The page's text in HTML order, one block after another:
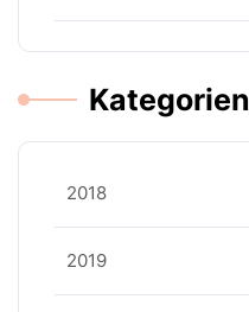
Kategorien
2018
2019